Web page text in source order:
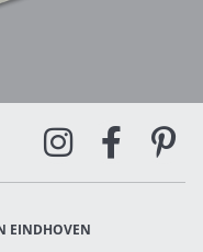
EINDHOVEN